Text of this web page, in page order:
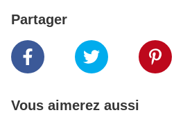
Partager
Vous aimerez aussi